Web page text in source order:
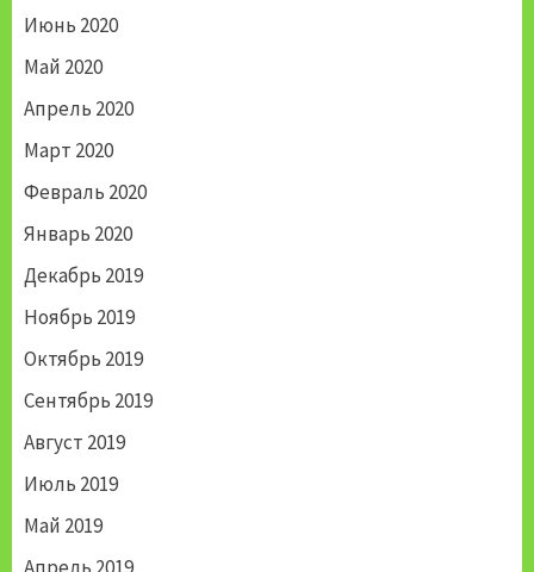
Июнь 2020
Май 2020
Апрель 2020
Март 2020
Февраль 2020
Январь 2020
Декабрь 2019
Ноябрь 2019
Октябрь 2019
Сентябрь 2019
Август 2019
Июль 2019
Май 2019